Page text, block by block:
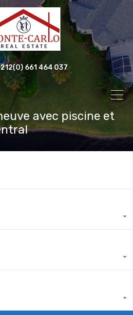
661 464 037
avec piscine et